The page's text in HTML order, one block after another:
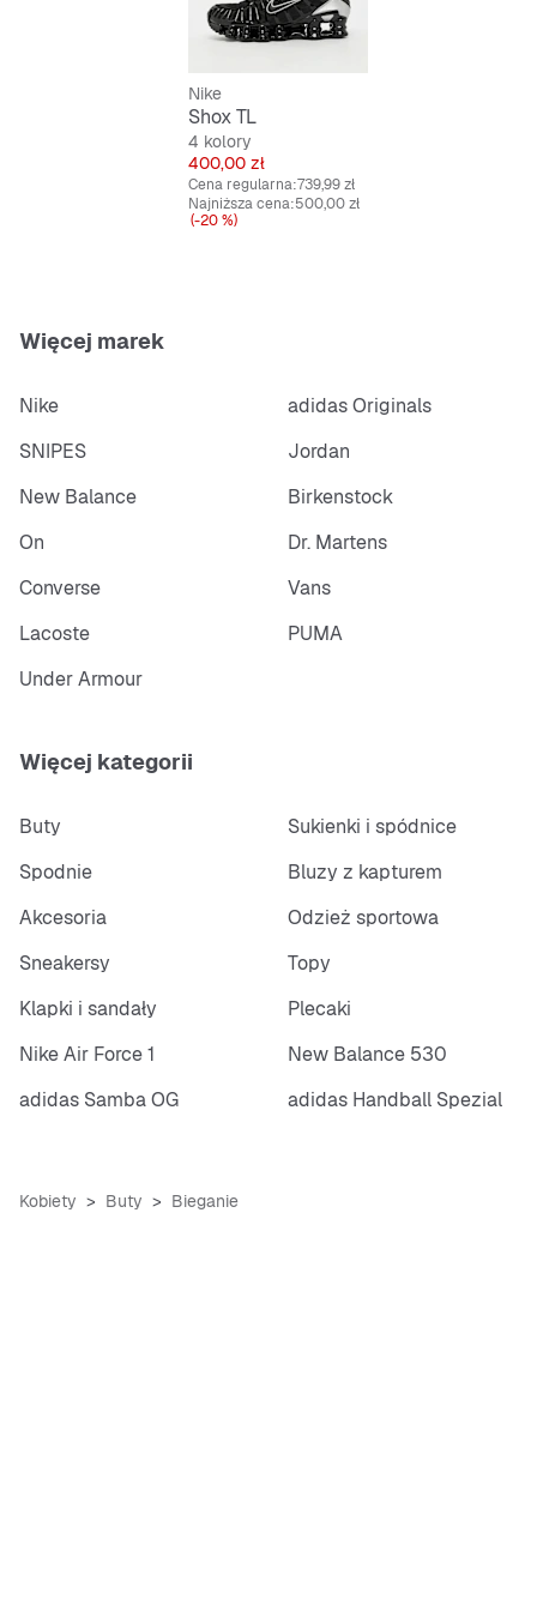
Nike
Shox TL
4 kolory
Cena
400,00 zł
Cena regularna:739,99 zł
Najniższa cena:500,00 zł
(-20 %)
Więcej marek
Nike
adidas Originals
SNIPES
Jordan
New Balance
Birkenstock
On
Dr. Martens
Converse
Vans
Lacoste
PUMA
Under Armour
Więcej kategorii
Buty
Sukienki i spódnice
Spodnie
Bluzy z kapturem
Akcesoria
Odzież sportowa
Sneakersy
Topy
Klapki i sandały
Plecaki
Nike Air Force 1
New Balance 530
adidas Samba OG
adidas Handball Spezial
Kobiety Buty Bieganie